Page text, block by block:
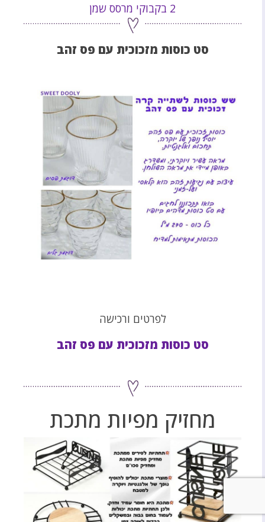
2 בקבוקי מרסס שמן
סט כוסות מזכוכית עם פס זהב
לפרטים ורכישה
סט כוסות מזכוכית עם פס זהב
מחזיק מפיות מתכת